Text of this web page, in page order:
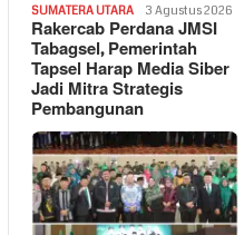
SUMATERA UTARA 3 Agustus 2026
Rakercab Perdana JMSI
Tabagsel, Pemerintah
Tapsel Harap Media Siber
Jadi Mitra Strategis
Pembangunan